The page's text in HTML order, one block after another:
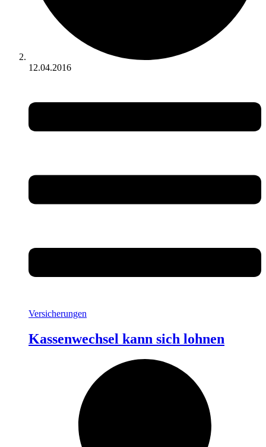
12.04.2016
Versicherungen
Kassenwechsel kann sich lohnen